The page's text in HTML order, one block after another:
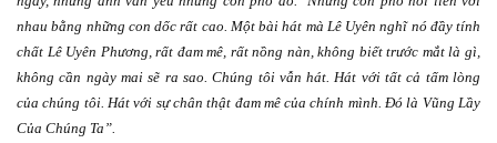
nhau bằng những con dốc rất cao. Một bài hát mà Lê Uyên nghĩ nó đầy tính
chất Lê Uyên Phương, rất đam mê, rất nồng nàn, không biết trước mắt là gì,
không cần ngày mai sẽ ra sao. Chúng tôi vẫn hát. Hát với tất cả tấm lòng
của chúng tôi. Hát với sự chân thật đam mê của chính mình. Đó là Vũng Lầy
Của Chúng Ta”.